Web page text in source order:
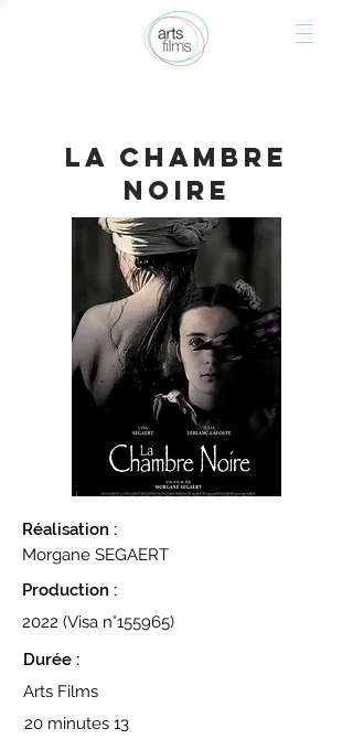
La chambre
noire
Réalisation :
Morgane SEGAERT
Production :
2022 (Visa n°155965)
Durée :
Arts Films
20 minutes 13